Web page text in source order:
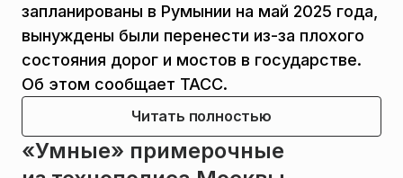
запланированы в Румынии на май 2025 года,
вынуждены были перенести из-за плохого
состояния дорог и мостов в государстве.
Об этом сообщает ТАСС.
Читать полностью
«Умные» примерочные